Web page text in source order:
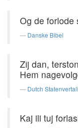
Og de forlode
Danske Bibel
Zij dan,
Hem
Dutch
Kaj ili tuj